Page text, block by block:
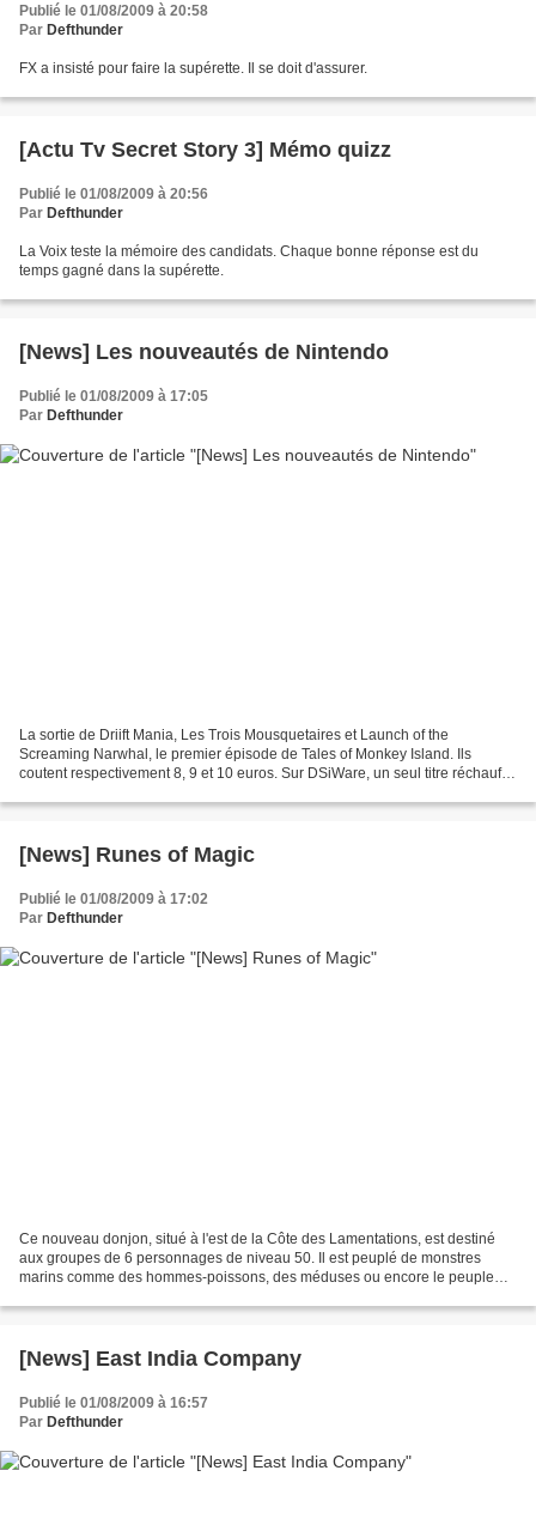
Publié le 01/08/2009 à 20:58
Par Defthunder
FX a insisté pour faire la supérette. Il se doit d'assurer.
[Actu Tv Secret Story 3] Mémo quizz
Publié le 01/08/2009 à 20:56
Par Defthunder
La Voix teste la mémoire des candidats. Chaque bonne réponse est du
temps gagné dans la supérette.
[News] Les nouveautés de Nintendo
Publié le 01/08/2009 à 17:05
Par Defthunder
La sortie de Driift Mania, Les Trois Mousquetaires et Launch of the
Screaming Narwhal, le premier épisode de Tales of Monkey Island. Ils
coutent respectivement 8, 9 et 10 euros. Sur DSiWare, un seul titre réchauffé,
[News] Runes of Magic
Publié le 01/08/2009 à 17:02
Par Defthunder
Ce nouveau donjon, situé à l'est de la Côte des Lamentations, est destiné
aux groupes de 6 personnages de niveau 50. Il est peuplé de monstres
marins comme des hommes-poissons, des méduses ou encore le peuple
[News] East India Company
Publié le 01/08/2009 à 16:57
Par Defthunder